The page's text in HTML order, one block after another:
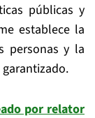
públicas y
establece la
personas y la
por relator